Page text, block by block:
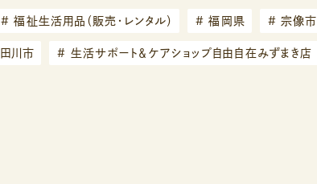
# 福祉生活用品（販売・レンタル） # 福岡県 # 宗像市
田川市 # 生活サポート＆ケアショップ自由自在みずまき店